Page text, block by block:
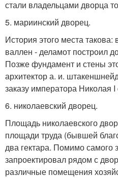
стали владельцами дворца
5. мариинский дворец.
История этого места
валлен - деламот построил
Позже фундамент и стены
архитектор а. и.
заказу императора Николая
6. николаевский дворец.
Площадь николаевского
площади труда (бывшей
два гектара. Помимо
запроектировал рядом с
различные помещения